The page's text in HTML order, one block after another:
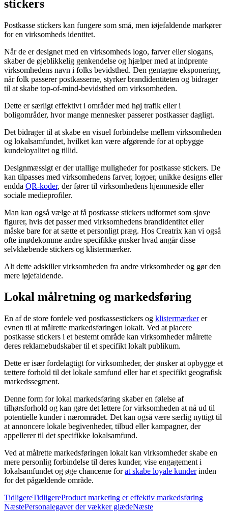
stickers
Postkasse stickers kan fungere som små, men iøjefaldende markører
for en virksomheds identitet.
Når de er designet med en virksomheds logo, farver eller slogans,
skaber de øjeblikkelig genkendelse og hjælper med at indprente
virksomhedens navn i folks bevidsthed. Den gentagne eksponering,
når folk passerer postkasserne, styrker brandidentiteten og bidrager
til at skabe top-of-mind-bevidsthed om virksomheden.
Dette er særligt effektivt i områder med høj trafik eller i
boligområder, hvor mange mennesker passerer postkasser dagligt.
Det bidrager til at skabe en visuel forbindelse mellem virksomheden
og lokalsamfundet, hvilket kan være afgørende for at opbygge
kundeloyalitet og tillid.
Designmæssigt er der utallige muligheder for postkasse stickers. De
kan tilpasses med virksomhedens farver, logoer, unikke designs eller
endda QR-koder, der fører til virksomhedens hjemmeside eller
sociale medieprofiler.
Man kan også vælge at få postkasse stickers udformet som sjove
figurer, hvis det passer med virksomhedens brandidentitet eller
måske bare for at sætte et personligt præg. Hos Creatrix kan vi også
ofte imødekomme andre specifikke ønsker hvad angår disse
selvklæbende stickers og klistermærker.
Alt dette adskiller virksomheden fra andre virksomheder og gør den
mere iøjefaldende.
Lokal målretning og markedsføring
En af de store fordele ved postkassestickers og klistermærkerer
evnen til at målrette markedsføringen lokalt. Ved at placere
postkasse stickers i et bestemt område kan virksomheder målrette
deres reklamebudskaber til et specifikt lokalt publikum.
Dette er især fordelagtigt for virksomheder, der ønsker at opbygge et
tættere forhold til det lokale samfund eller har et specifikt geografisk
markedssegment.
Denne form for lokal markedsføring skaber en følelse af
tilhørsforhold og kan gøre det lettere for virksomheden at nå ud til
potentielle kunder i nærområdet. Det kan også være særlig nyttigt til
at annoncere lokale begivenheder, tilbud eller kampagner, der
appellerer til det specifikke lokalsamfund.
Ved at målrette markedsføringen lokalt kan virksomheder skabe en
mere personlig forbindelse til deres kunder, vise engagement i
lokalsamfundet og øge chancerne forat skabe loyale kunderinden
for det pågældende område.
TidligereTidligereProduct marketing er effektiv markedsføring
NæstePersonalegaver der vækker glædeNæste